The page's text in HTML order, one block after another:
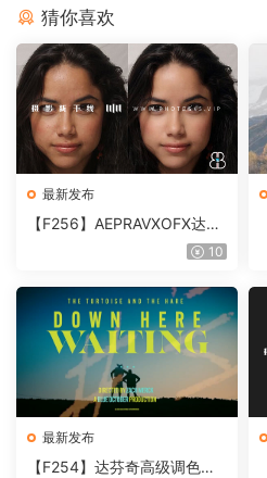
猜你喜欢
最新发布
【F256】AEPRAVXOFX达芬
奇视频人像磨皮润肤美颜插件
10
最新发布
【F254】达芬奇高级调色插